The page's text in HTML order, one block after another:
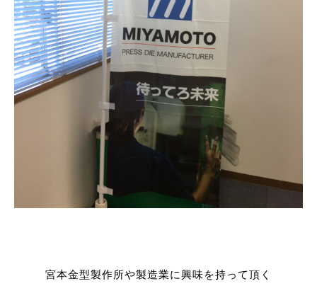
宮本金型製作所や製造業に興味を持って頂く